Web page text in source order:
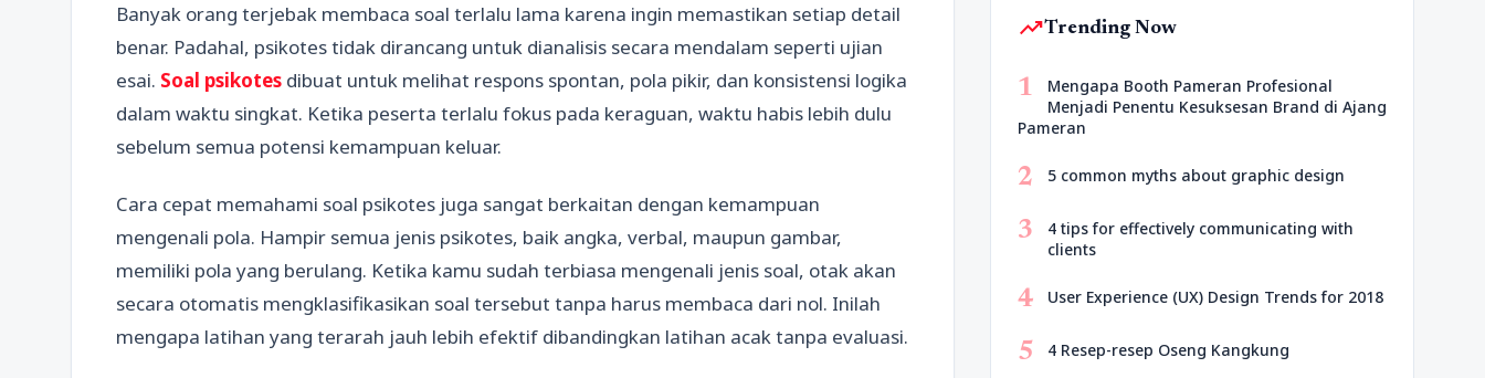
Banyak orang terjebak membaca soal terlalu lama karena ingin memastikan setiap detail
benar. Padahal, psikotes tidak dirancang untuk dianalisis secara mendalam seperti ujian
esai. Soal psikotes dibuat untuk melihat respons spontan, pola pikir, dan konsistensi logika
dalam waktu singkat. Ketika peserta terlalu fokus pada keraguan, waktu habis lebih dulu
sebelum semua potensi kemampuan keluar.
Cara cepat memahami soal psikotes juga sangat berkaitan dengan kemampuan
mengenali pola. Hampir semua jenis psikotes, baik angka, verbal, maupun gambar,
memiliki pola yang berulang. Ketika kamu sudah terbiasa mengenali jenis soal, otak akan
secara otomatis mengklasifikasikan soal tersebut tanpa harus membaca dari nol. Inilah
mengapa latihan yang terarah jauh lebih efektif dibandingkan latihan acak tanpa evaluasi.
trending_upTrending Now
1
Mengapa Booth Pameran Profesional
Menjadi Penentu Kesuksesan Brand di Ajang
Pameran
2 5 common myths about graphic design
3
4 tips for effectively communicating with
clients
4 User Experience (UX) Design Trends for 2018
5 4 Resep-resep Oseng Kangkung